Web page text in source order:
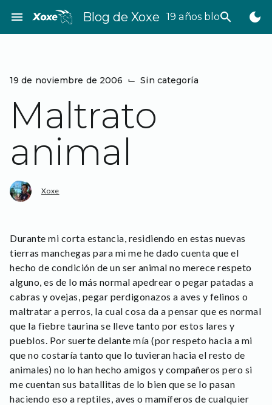
contenido
menu Blog de Xoxe 19 años bloggeando
search dark_mode
19 de noviembre de 2006 ⌙ Sin categoría
Maltrato
animal
Xoxe
Durante mi corta estancia, residiendo en estas nuevas
tierras manchegas para mi me he dado cuenta que el
hecho de condición de un ser animal no merece respeto
alguno, es de lo más normal apedrear o pegar patadas a
cabras y ovejas, pegar perdigonazos a aves y felinos o
maltratar a perros, la cual cosa da a pensar que es normal
que la fiebre taurina se lleve tanto por estos lares y
pueblos. Por suerte delante mía (por respeto hacia a mi
que no costaría tanto que lo tuvieran hacia el resto de
animales) no lo han hecho amigos y compañeros pero si
me cuentan sus batallitas de lo bien que se lo pasan
haciendo eso a reptiles, aves o mamíferos de cualquier